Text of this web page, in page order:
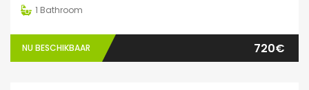
1 Bathroom
NU BESCHIKBAAR 720€